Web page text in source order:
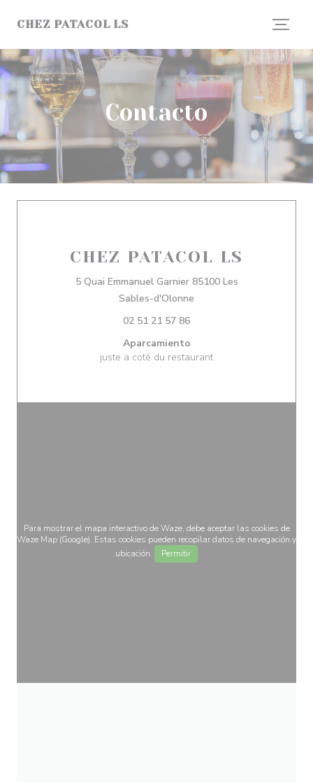
CHEZ PATACOL LS
Contacto
CHEZ PATACOL LS
5 Quai Emmanuel Garnier 85100 Les
Sables-d'Olonne
02 51 21 57 86
Aparcamiento
juste a coté du restaurant
Para mostrar el mapa interactivo de Waze, debe aceptar las cookies de
Waze Map (Google). Estas cookies pueden recopilar datos de navegación y
ubicación.
Permitir